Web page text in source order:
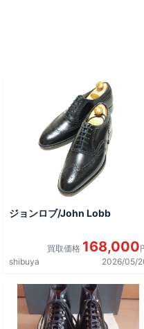
ジョンロブ/John Lobb
買取価格 168,000
shibuya
2026/05/